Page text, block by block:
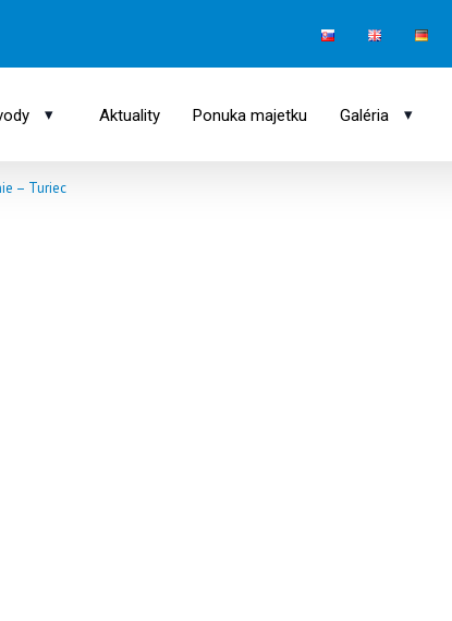
▾ Aktuality Ponuka majetku Galéria ▾
– Turiec